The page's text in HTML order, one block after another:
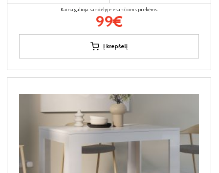
Kaina galioja sandėlyje esančioms prekėms
99€
Į krepšelį